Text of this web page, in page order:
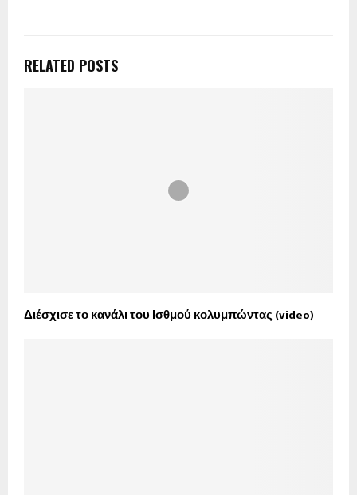
RELATED POSTS
Διέσχισε το κανάλι του Ισθμού κολυμπώντας (video)